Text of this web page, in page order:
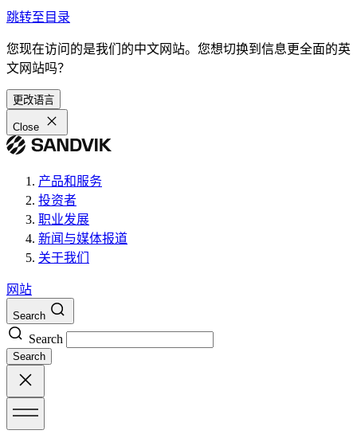
跳转至目录
您现在访问的是我们的中文网站。您想切换到信息更全面的英
文网站吗？
更改语言
Close
产品和服务
投资者
职业发展
新闻与媒体报道
关于我们
网站
Search
Search
Search